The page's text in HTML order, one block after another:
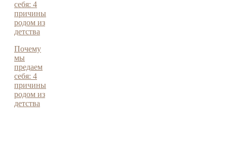
Почему
мы
предаем
себя: 4
причины
родом из
детства